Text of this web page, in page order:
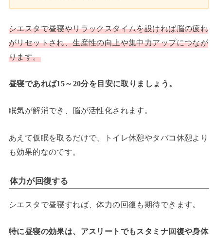
シエスタで昼寝やリラックスタイムを設ければ脳の疲れ
がリセットされ、生産性の向上や集中力アップにつなが
ります。
昼寝であれば15～20分を目安に取りましょう。
眠気が解消でき、脳が活性化されます。
あえて仮眠を取るだけで、トイレ休憩やタバコ休憩より
も効果的なのです。
体力が回復する
シエスタで昼寝すれば、体力の回復も期待できます。
特に昼寝の効果は、アスリートでもスタミナ回復や身体